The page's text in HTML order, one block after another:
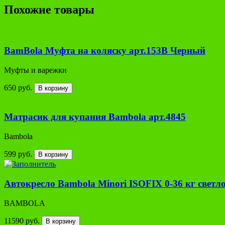
Похожие товары
BamBola Муфта на коляску арт.153В Черный
Муфты и варежки
650 руб. В корзину
Матрасик для купания Bambola арт.4845
Bambola
599 руб. В корзину
Автокресло Bambola Minori ISOFIX 0-36 кг
BAMBOLA
11590 руб. В корзину